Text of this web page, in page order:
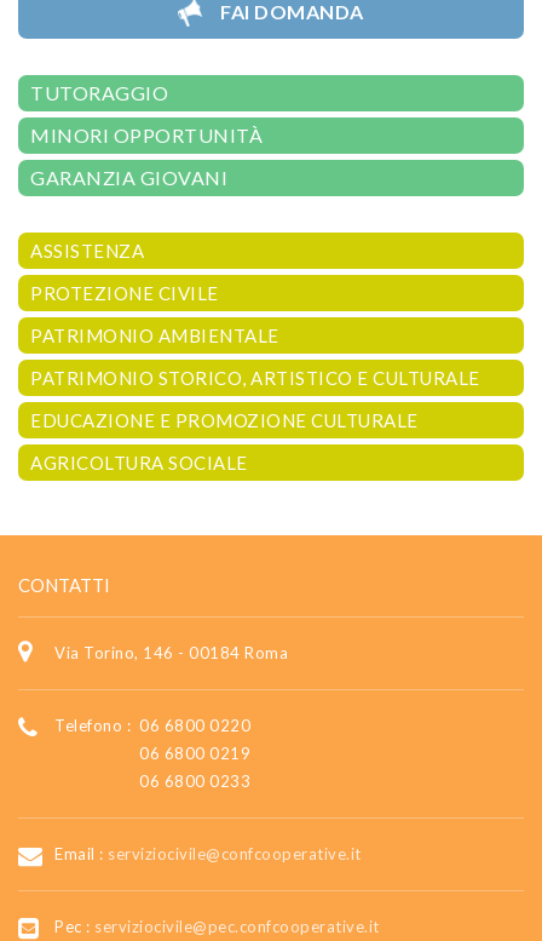
FAI DOMANDA
TUTORAGGIO
MINORI OPPORTUNITÀ
GARANZIA GIOVANI
ASSISTENZA
PROTEZIONE CIVILE
PATRIMONIO AMBIENTALE
PATRIMONIO STORICO, ARTISTICO E CULTURALE
EDUCAZIONE E PROMOZIONE CULTURALE
AGRICOLTURA SOCIALE
CONTATTI
Via Torino, 146 - 00184 Roma
Telefono : 06 6800 0220
06 6800 0219
06 6800 0233
Email : serviziocivile@confcooperative.it
Pec : serviziocivile@pec.confcooperative.it